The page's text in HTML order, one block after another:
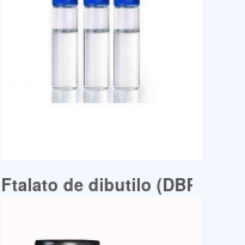
y fabricantes
Ftalato de dibutilo (DBP) de